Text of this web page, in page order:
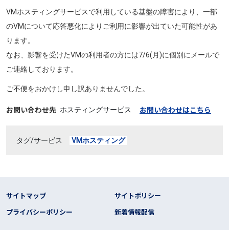
VMホスティングサービスで利用している基盤の障害により、一部
のVMについて応答悪化によりご利用に影響が出ていた可能性があ
ります。
なお、影響を受けたVMの利用者の方には7/6(月)に個別にメールで
ご連絡しております。
ご不便をおかけし申し訳ありませんでした。
お問い合わせ先 ホスティングサービス お問い合わせはこちら
タグ/サービス VMホスティング
フッター リンク
サイトマップ
サイトポリシー
プライバシーポリシー
新着情報配信